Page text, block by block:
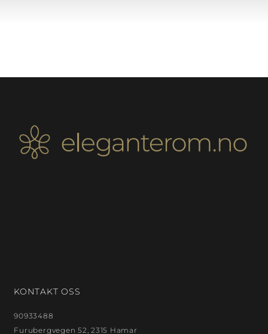
KONTAKT OSS
90933488
Furubergvegen 52, 2315 Hamar